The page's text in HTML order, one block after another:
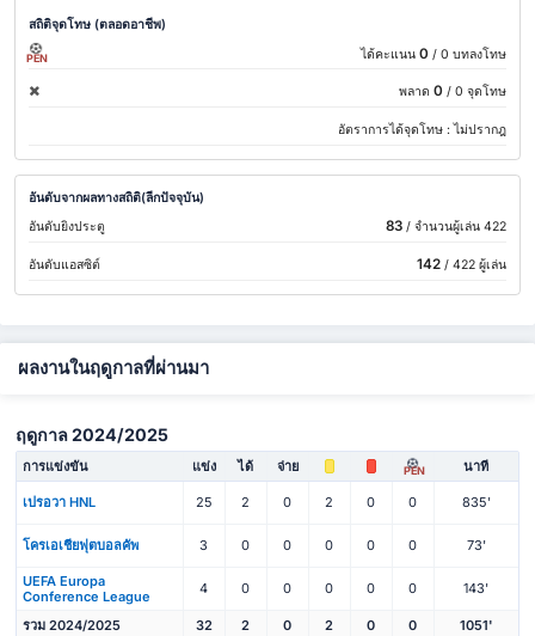
สถิติจุดโทษ (ตลอดอาชีพ)
PEN ได้คะแนน 0 / 0 บทลงโทษ
พลาด 0 / 0 จุดโทษ
อัตราการได้จุดโทษ :ไม่ปรากฎ
อันดับจากผลทางสถิติ(ลีกปัจจุบัน)
อันดับยิงประตู
83/ จำนวนผู้เล่น 422
อันดับแอสซิต์ 142/ 422 ผู้เล่น
ผลงานในฤดูกาลที่ผ่านมา
ฤดูกาล 2024/2025
การแข่งขัน แข่ง ได้ จ่าย PEN นาที
เปรอวา HNL 25 2 0 2 0 0 835'
โครเอเชียฟุตบอลคัพ 3 0 0 0 0 0 73'
UEFA Europa
Conference League
4 0 0 0 0 0 143'
รวม 2024/2025 32 2 0 2 0 0 1051'